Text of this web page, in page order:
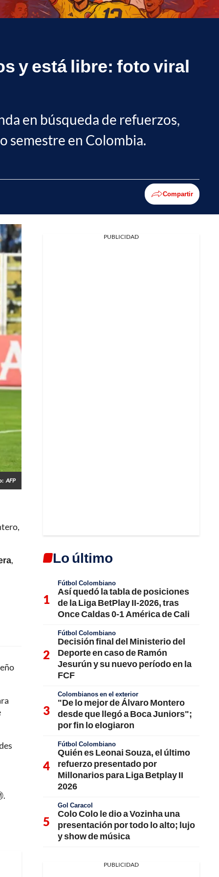
y está libre: foto viral
en búsqueda de refuerzos,
semestre en Colombia.
Compartir
AFP
,
PUBLICIDAD
Lo último
Fútbol Colombiano
Así quedó la tabla de posiciones
de la Liga BetPlay II-2026, tras
Once Caldas 0-1 América de Cali
Fútbol Colombiano
Decisión final del Ministerio del
Deporte en caso de Ramón
Jesurún y su nuevo período en la
FCF
Colombianos en el exterior
"De lo mejor de Álvaro Montero
desde que llegó a Boca Juniors";
por fin lo elogiaron
Fútbol Colombiano
Quién es Leonai Souza, el último
refuerzo presentado por
Millonarios para Liga Betplay II
2026
Gol Caracol
Colo Colo le dio a Vozinha una
presentación por todo lo alto; lujo
y show de música
PUBLICIDAD